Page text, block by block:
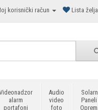
korisnički račun Lista
alarm
portafoni
Audio
video
foto
Paneli